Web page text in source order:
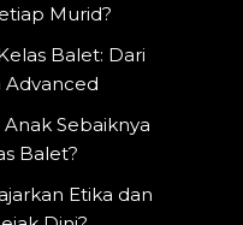
Murid?
Balet: Dari
Sebaiknya
Balet?
Etika dan